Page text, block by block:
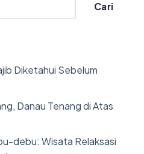
Cari
Diketahui Sebelum
Danau Tenang di Atas
debu: Wisata Relaksasi